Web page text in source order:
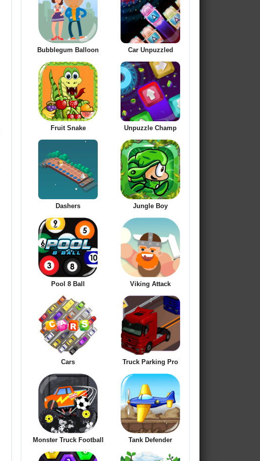
Bubblegum Balloon Car Unpuzzled
Fruit Snake Unpuzzle Champ
Dashers Jungle Boy
Pool 8 Ball Viking Attack
Cars Truck Parking Pro
Monster Truck Football Tank Defender